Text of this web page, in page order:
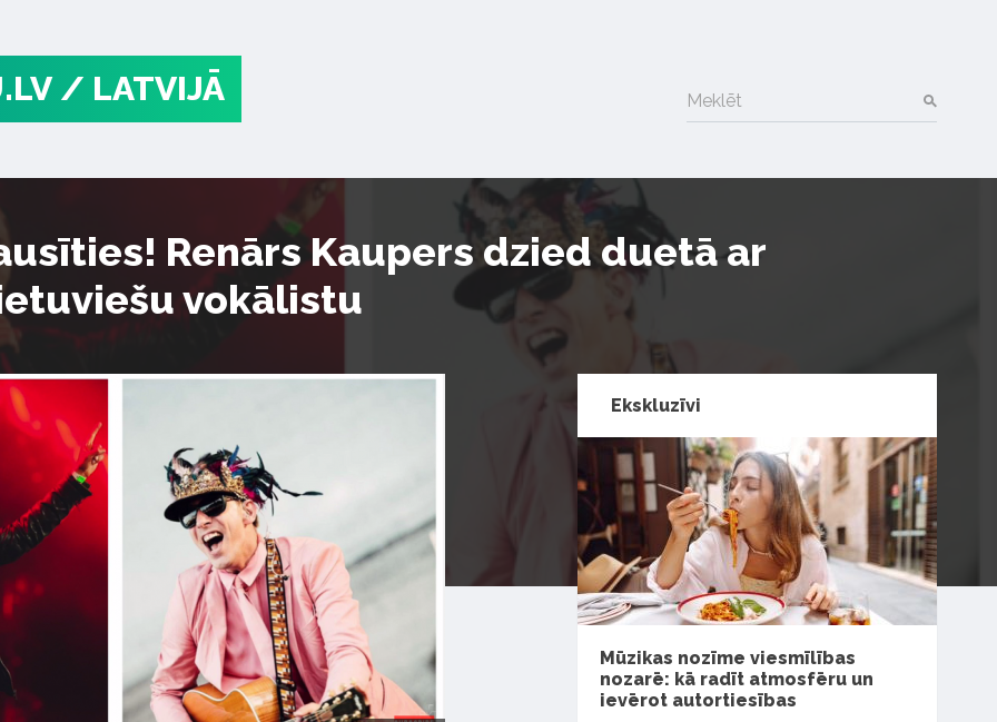
/ LATVIJĀ Meklēt
Renārs Kaupers dzied duetā ar
vokālistu
Ekskluzīvi
Mūzikas nozīme viesmīlības
nozarē: kā radīt atmosfēru un
ievērot autortiesības